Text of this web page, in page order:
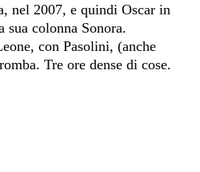
nel 2007, e quindi Oscar in
colonna Sonora.
con Pasolini, (anche
Tre ore dense di cose.